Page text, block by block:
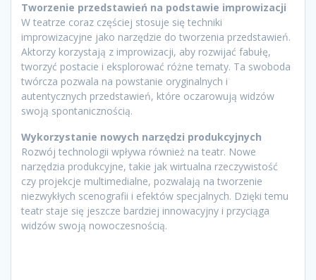
Tworzenie przedstawień na podstawie improwizacji
W teatrze coraz częściej stosuje się techniki
improwizacyjne jako narzędzie do tworzenia przedstawień.
Aktorzy korzystają z improwizacji, aby rozwijać fabułę,
tworzyć postacie i eksplorować różne tematy. Ta swoboda
twórcza pozwala na powstanie oryginalnych i
autentycznych przedstawień, które oczarowują widzów
swoją spontanicznością.
Wykorzystanie nowych narzędzi produkcyjnych
Rozwój technologii wpływa również na teatr. Nowe
narzędzia produkcyjne, takie jak wirtualna rzeczywistość
czy projekcje multimedialne, pozwalają na tworzenie
niezwykłych scenografii i efektów specjalnych. Dzięki temu
teatr staje się jeszcze bardziej innowacyjny i przyciąga
widzów swoją nowoczesnością.